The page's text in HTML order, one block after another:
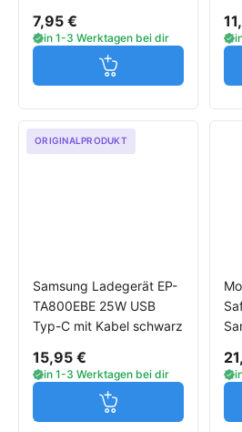
7,95 €
in 1-3 Werktagen bei dir
Jetzt in den
ORIGINALPRODUKT
Samsung Ladegerät EP-
TA800EBE 25W USB
Typ-C mit Kabel schwarz
15,95 €
in 1-3 Werktagen bei dir
Jetzt in den